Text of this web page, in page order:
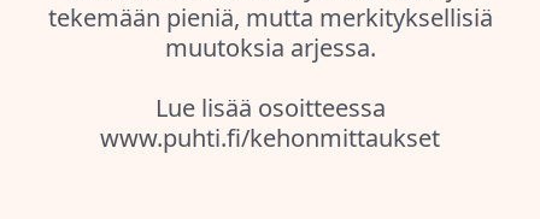
tekemään pieniä, mutta merkityksellisiä
muutoksia arjessa.
Lue lisää osoitteessa
www.puhti.fi/kehonmittaukset